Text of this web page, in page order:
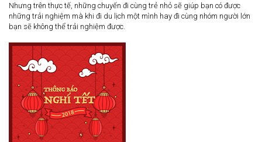
Nhưng trên thực tế, những chuyến đi cùng trẻ nhỏ sẽ giúp bạn có được
những trải nghiệm mà khi đi du lịch một mình hay đi cùng nhóm người lớn
bạn sẽ không thể trải nghiệm được.